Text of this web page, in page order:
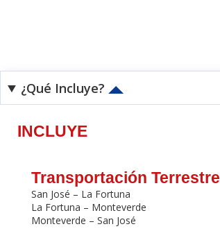
¿Qué Incluye?
INCLUYE
Transportación Terrestre
San José – La Fortuna
La Fortuna – Monteverde
Monteverde – San José